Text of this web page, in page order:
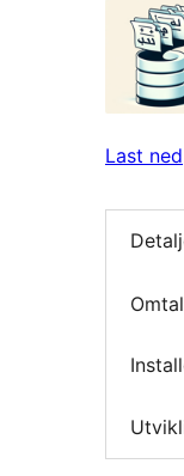
Last ned